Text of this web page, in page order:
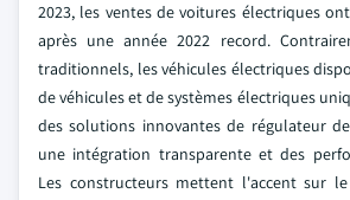
2023, les ventes de voitures électriques
après une année 2022 record.
traditionnels, les véhicules électriques
de véhicules et de systèmes électriques
des solutions innovantes de régulateur
une intégration transparente et des
Les constructeurs mettent l'accent sur